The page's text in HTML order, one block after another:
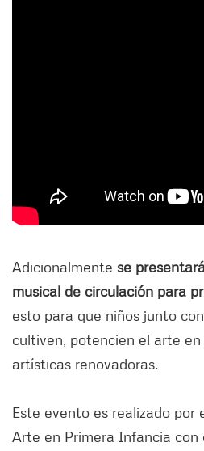
Adicionalmente se
musical de circulación para
esto para que niños junto
cultiven, potencien el arte
artísticas renovadoras.
Este evento es realizado por
Arte en Primera Infancia